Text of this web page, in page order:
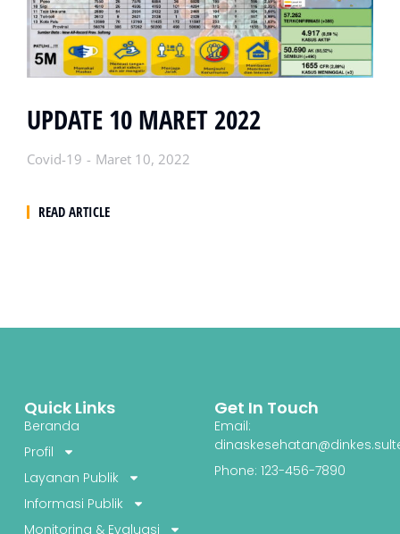
UPDATE 10 MARET 2022
Covid-19 Maret 10, 2022
READ ARTICLE
Quick Links
Beranda
Profil
Layanan Publik
Informasi Publik
Monitoring & Evaluasi
Get In Touch
Email:
Phone: 123-456-7890